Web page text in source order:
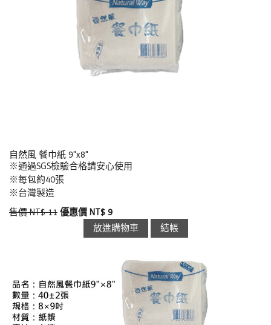
自然風 餐巾紙 9"x8"
※通過SGS檢驗合格請安心使用
※每包約40張
※台灣製造
售價 NT$ 11 優惠價 NT$ 9